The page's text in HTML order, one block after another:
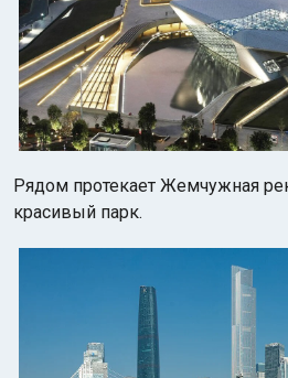
Рядом протекает Жемчужная
красивый парк.